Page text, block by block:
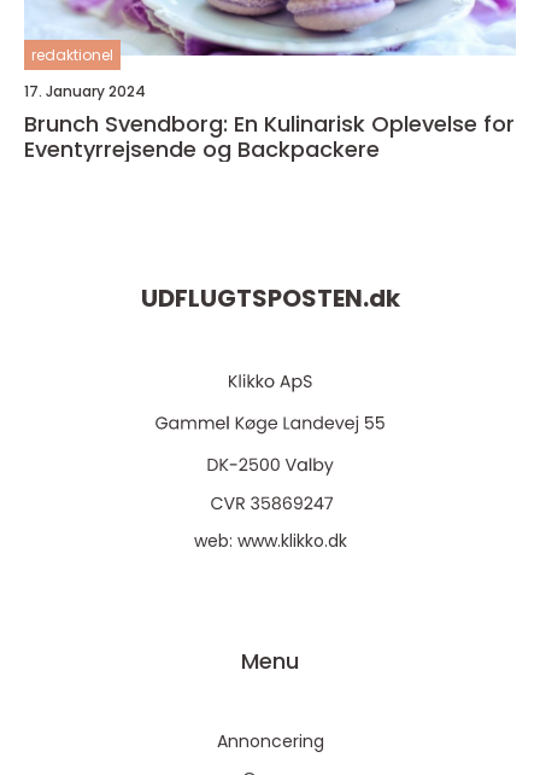
redaktionel
17. January 2024
Brunch Svendborg: En Kulinarisk Oplevelse for
Eventyrrejsende og Backpackere
UDFLUGTSPOSTEN.dk
web: www.klikko.dk
Menu
Annoncering